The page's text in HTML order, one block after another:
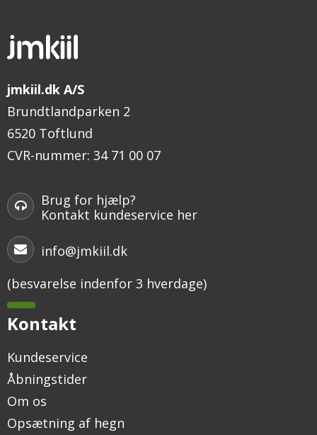
jmkiil.dk A/S
Brundtlandparken 2
6520 Toftlund
CVR-nummer: 34 71 00 07
Brug for hjælp?
Kontakt kundeservice her
info@jmkiil.dk
(besvarelse indenfor 3 hverdage)
Kontakt
Kundeservice
Åbningstider
Om os
Opsætning af hegn